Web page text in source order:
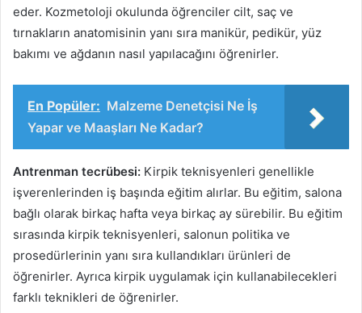
eder. Kozmetoloji okulunda öğrenciler cilt, saç ve
tırnakların anatomisinin yanı sıra manikür, pedikür, yüz
bakımı ve ağdanın nasıl yapılacağını öğrenirler.
En Popüler: Malzeme Denetçisi Ne İş
Yapar ve Maaşları Ne Kadar?
Antrenman tecrübesi: Kirpik teknisyenleri genellikle
işverenlerinden iş başında eğitim alırlar. Bu eğitim, salona
bağlı olarak birkaç hafta veya birkaç ay sürebilir. Bu eğitim
sırasında kirpik teknisyenleri, salonun politika ve
prosedürlerinin yanı sıra kullandıkları ürünleri de
öğrenirler. Ayrıca kirpik uygulamak için kullanabilecekleri
farklı teknikleri de öğrenirler.